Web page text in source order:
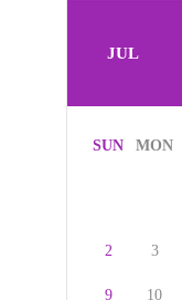
JUL
SUN MON
2 3
9 10